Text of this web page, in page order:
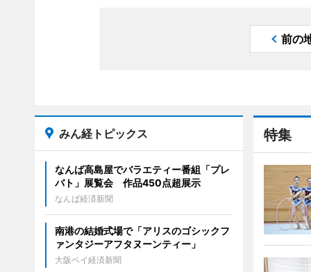
前の
特集
みん経トピックス
なんば高島屋でバラエティー番組「プレ
バト」展覧会 作品450点超展示
なんば経済新聞
南港の結婚式場で「アリスのゴシックフ
ァンタジーアフタヌーンティー」
大阪ベイ経済新聞